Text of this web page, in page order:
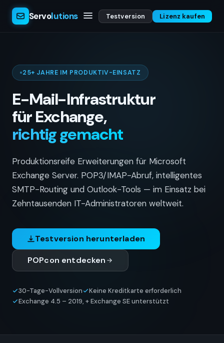
Servolutions Testversion Lizenz kaufen
25+ JAHRE IM PRODUKTIV-EINSATZ
E-Mail-Infrastruktur
für Exchange,
richtig gemacht
Produktionsreife Erweiterungen für Microsoft
Exchange Server. POP3/IMAP-Abruf, intelligentes
SMTP-Routing und Outlook-Tools — im Einsatz bei
Zehntausenden IT-Administratoren weltweit.
Testversion herunterladen
POPcon entdecken
30-Tage-Vollversion
Keine Kreditkarte erforderlich
Exchange 4.5 – 2019, + Exchange SE unterstützt